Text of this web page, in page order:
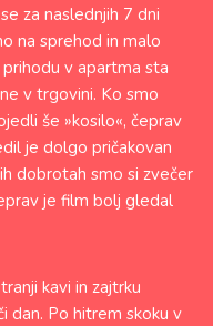
za naslednjih 7 dni
na sprehod in malo
v apartma sta
v trgovini. Ko smo
še »kosilo«, čeprav
je dolgo pričakovan
dobrotah smo si zvečer
je film bolj gledal
kavi in zajtrku
dan. Po hitrem skoku v